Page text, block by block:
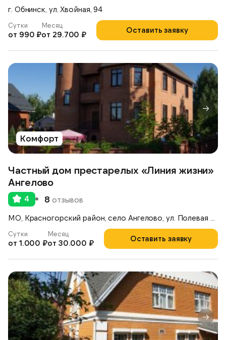
г. Обнинск, ул. Хвойная, 94
Оставить заявку
Сутки
от 990 ₽
Месяц
от 29.700 ₽
Комфорт
Частный дом престарелых «Линия жизни»
Ангелово
4 8 отзывов
Оставить заявку
Сутки
от 1.000 ₽
Месяц
от 30.000 ₽